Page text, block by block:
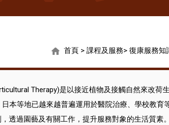
首頁 > 課程及服務> 復康服務知
Therapy)是以接近植物及接觸自然來改荷
本等地已越來越普遍運用於醫院治療、學校教育
透過園藝及有關工作，提升服務對象的生活質素。